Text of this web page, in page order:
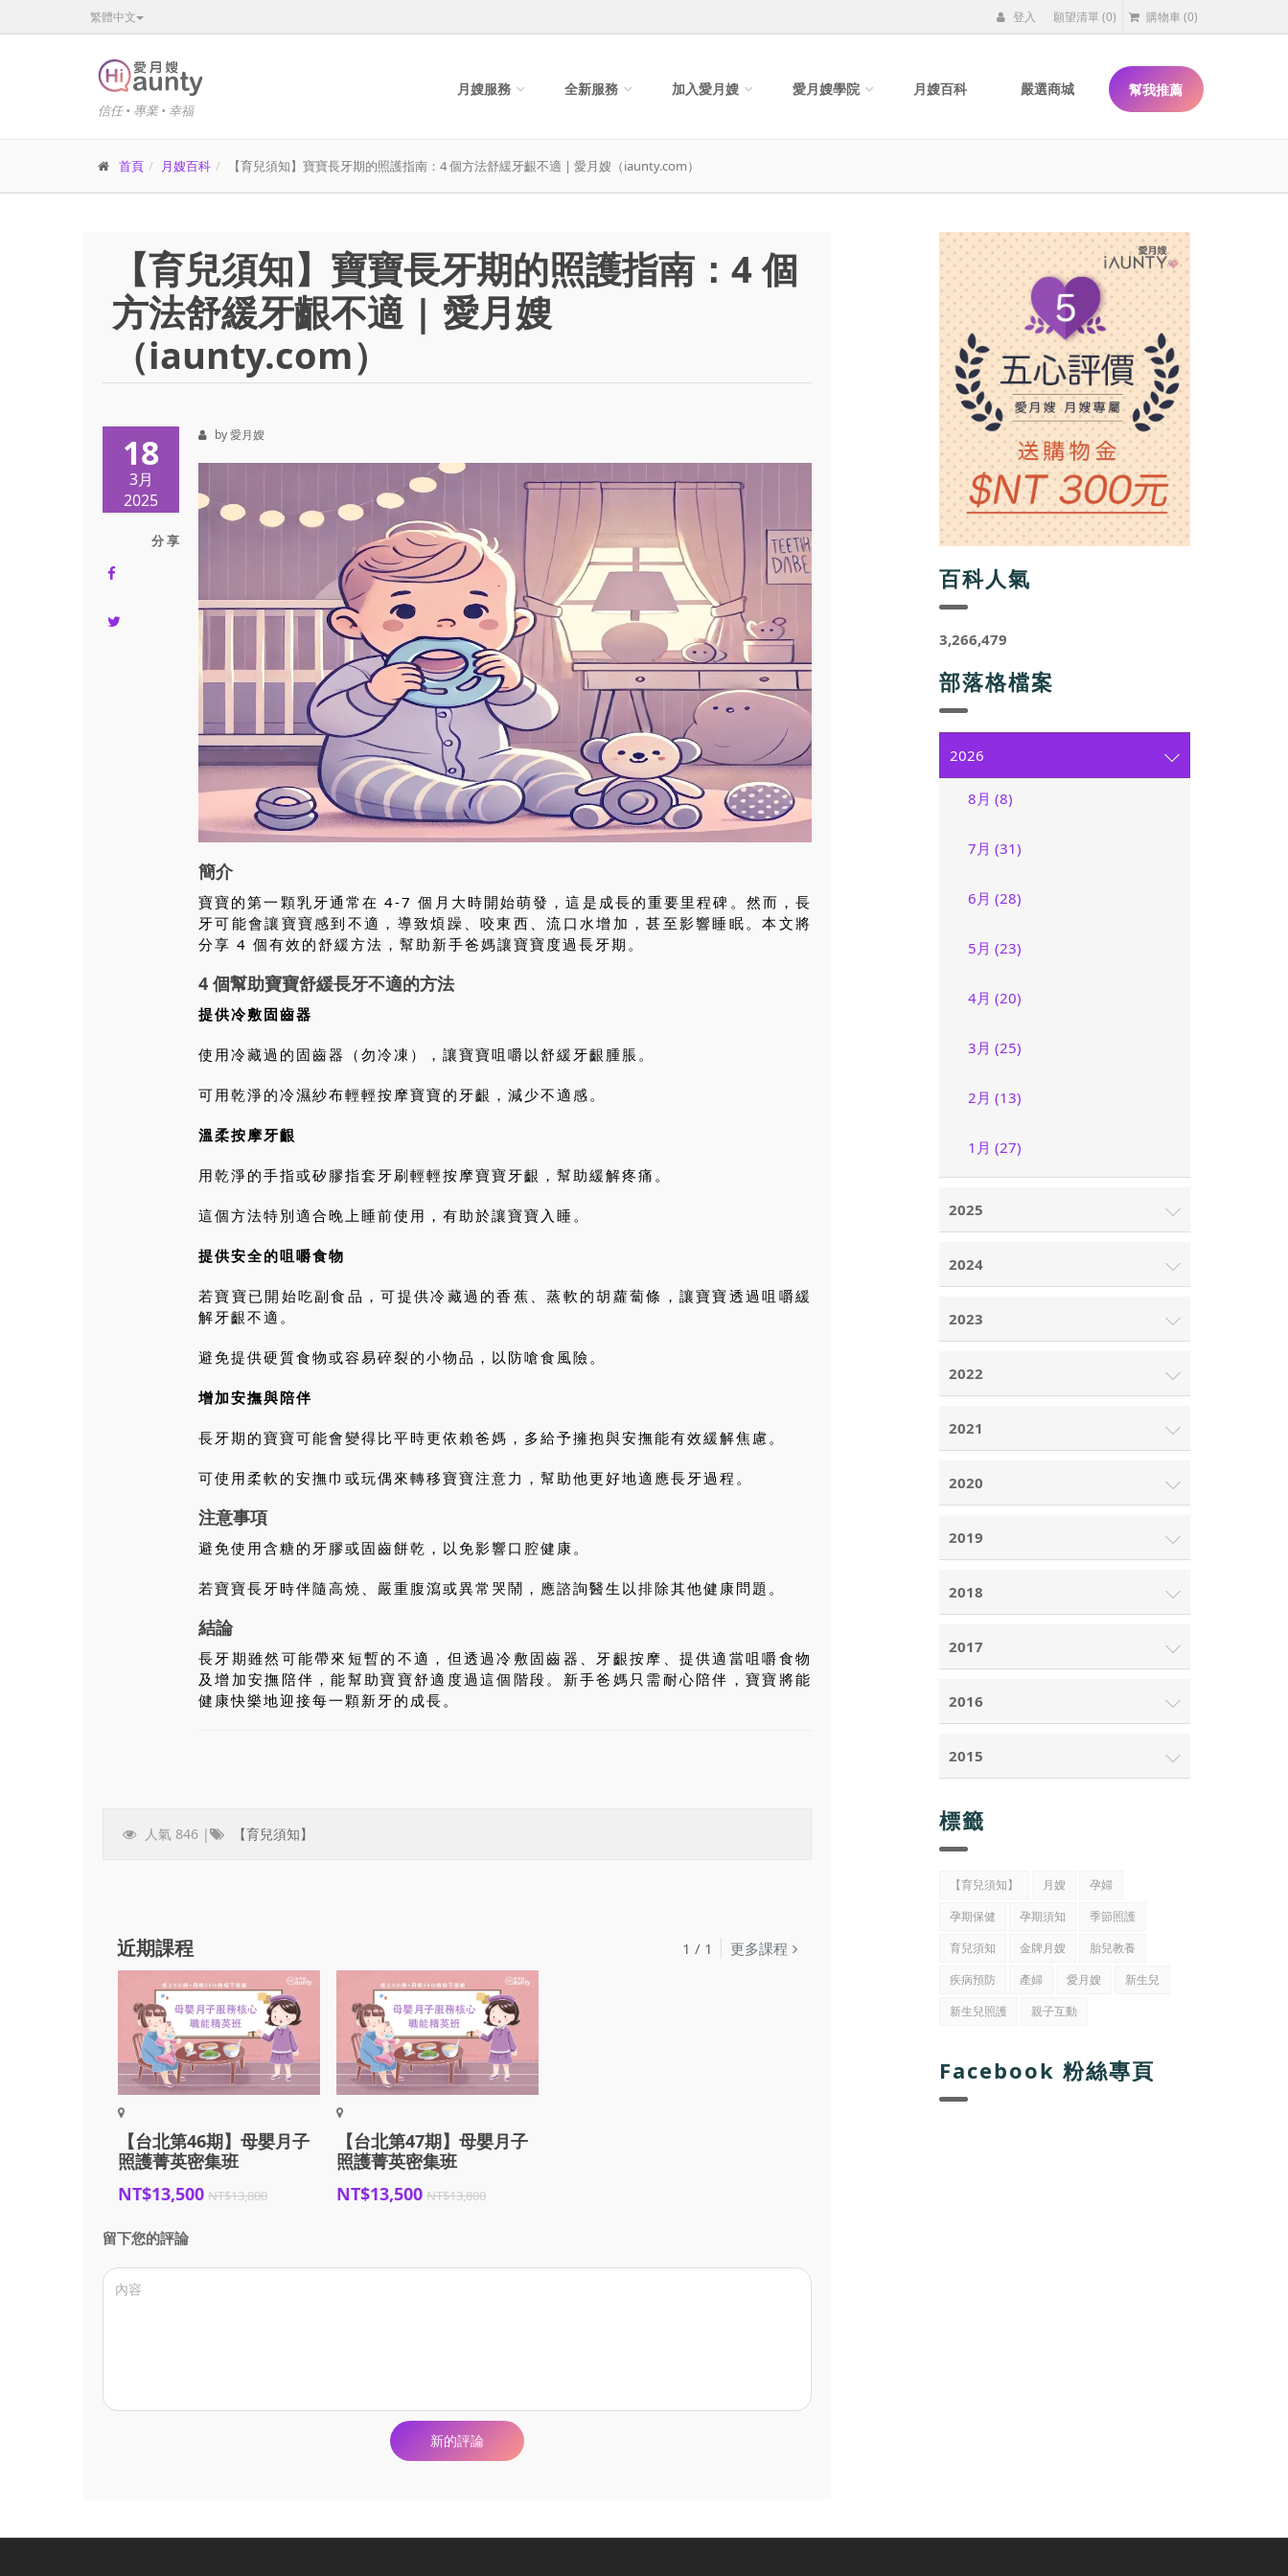
繁體中文 登入 願望清單(0) 購物車 (0)
信任 • 專業 • 幸福
月嫂服務 全新服務 加入愛月嫂 愛月嫂學院 月嫂百科 嚴選商城 幫我推薦
首頁 月嫂百科 【育兒須知】寶寶長牙期的照護指南：4 個方法舒緩牙齦不適 | 愛月嫂（iaunty.com）
【育兒須知】寶寶長牙期的照護指南：4 個
方法舒緩牙齦不適 | 愛月嫂
（iaunty.com）
18
3月
2025
分 享
by 愛月嫂
簡介
寶寶的第一顆乳牙通常在 4-7 個月大時開始萌發，這是成長的重要里程碑。然而，長
牙可能會讓寶寶感到不適，導致煩躁、咬東西、流口水增加，甚至影響睡眠。本文將
分享 4 個有效的舒緩方法，幫助新手爸媽讓寶寶度過長牙期。
4 個幫助寶寶舒緩長牙不適的方法
提供冷敷固齒器
使用冷藏過的固齒器（勿冷凍），讓寶寶咀嚼以舒緩牙齦腫脹。
可用乾淨的冷濕紗布輕輕按摩寶寶的牙齦，減少不適感。
溫柔按摩牙齦
用乾淨的手指或矽膠指套牙刷輕輕按摩寶寶牙齦，幫助緩解疼痛。
這個方法特別適合晚上睡前使用，有助於讓寶寶入睡。
提供安全的咀嚼食物
若寶寶已開始吃副食品，可提供冷藏過的香蕉、蒸軟的胡蘿蔔條，讓寶寶透過咀嚼緩
解牙齦不適。
避免提供硬質食物或容易碎裂的小物品，以防嗆食風險。
增加安撫與陪伴
長牙期的寶寶可能會變得比平時更依賴爸媽，多給予擁抱與安撫能有效緩解焦慮。
可使用柔軟的安撫巾或玩偶來轉移寶寶注意力，幫助他更好地適應長牙過程。
注意事項
避免使用含糖的牙膠或固齒餅乾，以免影響口腔健康。
若寶寶長牙時伴隨高燒、嚴重腹瀉或異常哭鬧，應諮詢醫生以排除其他健康問題。
結論
長牙期雖然可能帶來短暫的不適，但透過冷敷固齒器、牙齦按摩、提供適當咀嚼食物
及增加安撫陪伴，能幫助寶寶舒適度過這個階段。新手爸媽只需耐心陪伴，寶寶將能
健康快樂地迎接每一顆新牙的成長。
人氣 846 | 【育兒須知】
近期課程 更多課程
【台北第46期】母嬰月子
照護菁英密集班
NT$13,500 NT$13,800
【台北第47期】母嬰月子
照護菁英密集班
NT$13,500 NT$13,800
1 / 1
留下您的評論
百科人氣
3,266,479
部落格檔案
2026
8月 (8)
7月 (31)
6月 (28)
5月 (23)
4月 (20)
3月 (25)
2月 (13)
1月 (27)
2025
2024
2023
2022
2021
2020
2019
2018
2017
2016
2015
標籤
【育兒須知】 月嫂
孕婦
孕期保健
孕期須知
季節照護
育兒須知
金牌月嫂
胎兒教養
疾病預防
產婦 愛月嫂
新生兒
新生兒照護
親子互動
Facebook 粉絲專頁